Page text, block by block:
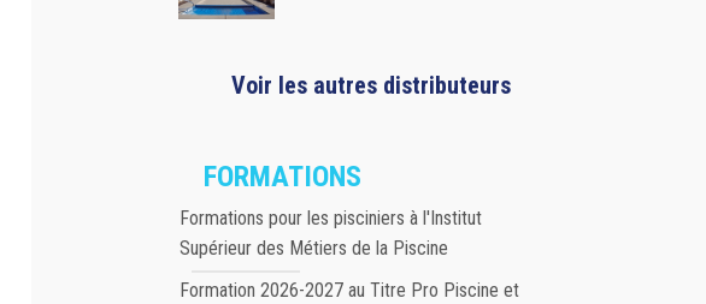
Voir les autres distributeurs
FORMATIONS
Formations pour les pisciniers à l'Institut
Supérieur des Métiers de la Piscine
Formation 2026-2027 au Titre Pro Piscine et